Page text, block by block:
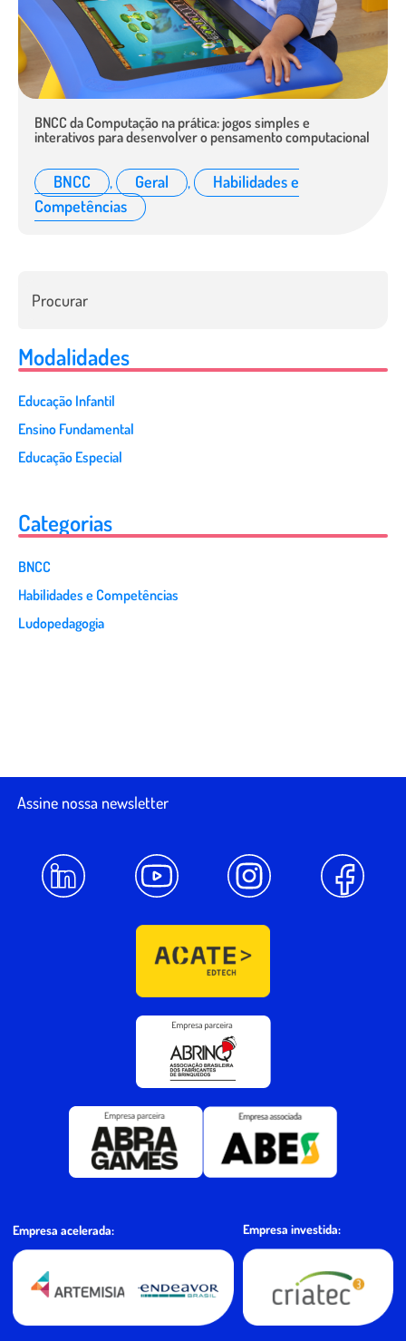
BNCC da Computação na prática: jogos simples e
interativos para desenvolver o pensamento computacional
BNCC , Geral ,
Habilidades e
Competências
Modalidades
Educação Infantil
Ensino Fundamental
Educação Especial
Categorias
BNCC
Habilidades e Competências
Ludopedagogia
Assine nossa newsletter
Empresa acelerada: Empresa investida: